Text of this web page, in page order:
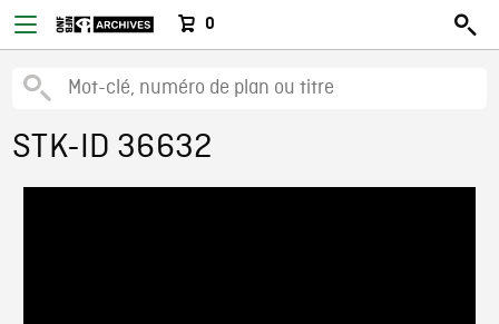
0
STK-ID 36632